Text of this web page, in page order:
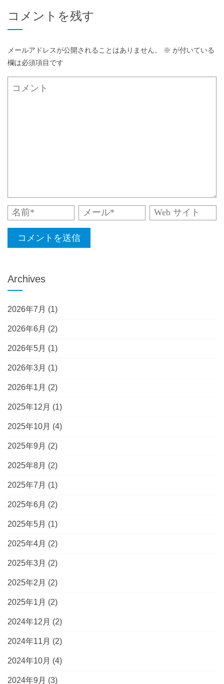
コメントを残す
メールアドレスが公開されることはありません。 ※ が付いている
欄は必須項目です
Archives
2026年7月 (1)
2026年6月 (2)
2026年5月 (1)
2026年3月 (1)
2026年1月 (2)
2025年12月 (1)
2025年10月 (4)
2025年9月 (2)
2025年8月 (2)
2025年7月 (1)
2025年6月 (2)
2025年5月 (1)
2025年4月 (2)
2025年3月 (2)
2025年2月 (2)
2025年1月 (2)
2024年12月 (2)
2024年11月 (2)
2024年10月 (4)
2024年9月 (3)